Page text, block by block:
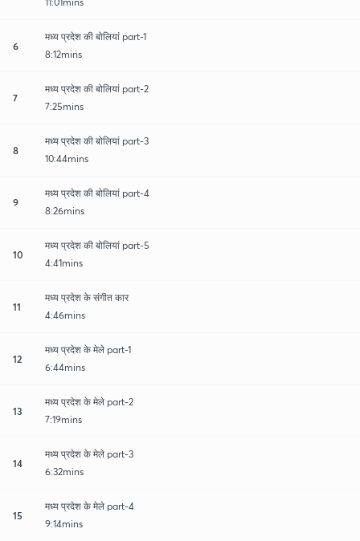
6
मध्य प्रदेश की बोलियां part-1
8:12mins
7
मध्य प्रदेश की बोलियां part-2
7:25mins
8
मध्य प्रदेश की बोलियां part-3
10:44mins
9
मध्य प्रदेश की बोलियां part-4
8:26mins
10
मध्य प्रदेश की बोलियां part-5
4:41mins
11
मध्य प्रदेश के संगीत कार
4:46mins
12
मध्य प्रदेश के मेले part-1
6:44mins
13
मध्य प्रदेश के मेले part-2
7:19mins
14
मध्य प्रदेश के मेले part-3
6:32mins
15
मध्य प्रदेश के मेले part-4
9:14mins